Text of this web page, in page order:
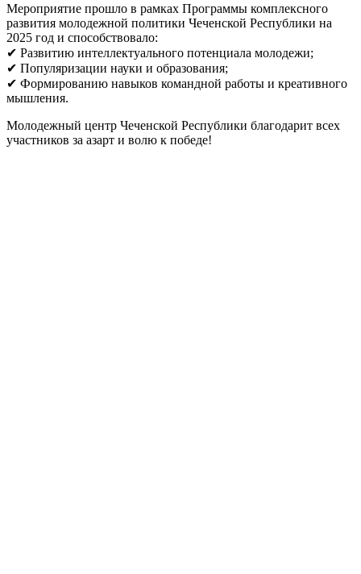
Мероприятие прошло в рамках Программы комплексного
развития молодежной политики Чеченской Республики на
2025 год и способствовало:
✔ Развитию интеллектуального потенциала молодежи;
✔ Популяризации науки и образования;
✔ Формированию навыков командной работы и креативного
мышления.
Молодежный центр Чеченской Республики благодарит всех
участников за азарт и волю к победе!